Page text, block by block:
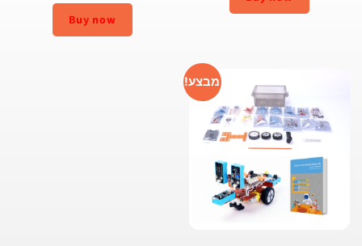
Buy now
מבצע!